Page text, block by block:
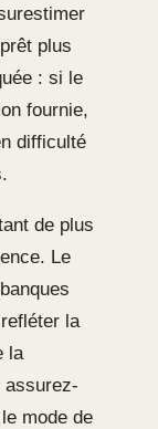
plus
: si le
fournie,
difficulté
de plus
Le
la
la
assurez-
mode de